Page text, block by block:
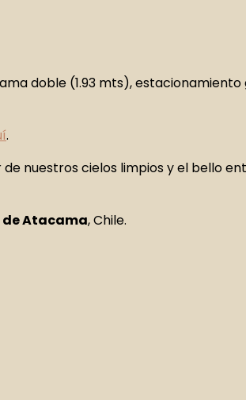
doble (1.93 mts),
.
nuestros cielos limpios y el bello
de Atacama, Chile.